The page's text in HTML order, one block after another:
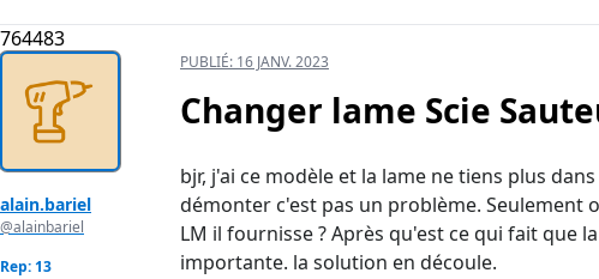
764483
alain.bariel
@alainbariel
Rep: 13
PUBLIÉ: 16 JANV. 2023
Changer lame Scie
bjr, j'ai ce modèle et la lame ne tiens plus
démonter c'est pas un problème. Seulement
LM il fournisse ? Après qu'est ce qui fait que
importante. la solution en découle.